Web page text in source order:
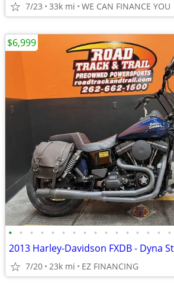
7/23 33k mi WE CAN FINANCE YOU
• • • • • • • • • • • • • • • •
2013 Harley-Davidson FXDB - Dyna
7/20 23k mi EZ FINANCING
$6,999